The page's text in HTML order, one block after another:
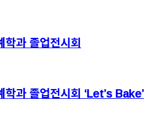
과 졸업전시회
과 졸업전시회 ‘Let’s Bake’